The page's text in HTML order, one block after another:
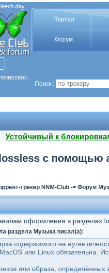
Портал
Форум
Поиск :
Устойчивый к
с помощью
трекер NNM-Club -> Форум
оформления в разделах
раздела Музыка писал(а):
содержимого на
или Linux обязательна.
или образа, определённых